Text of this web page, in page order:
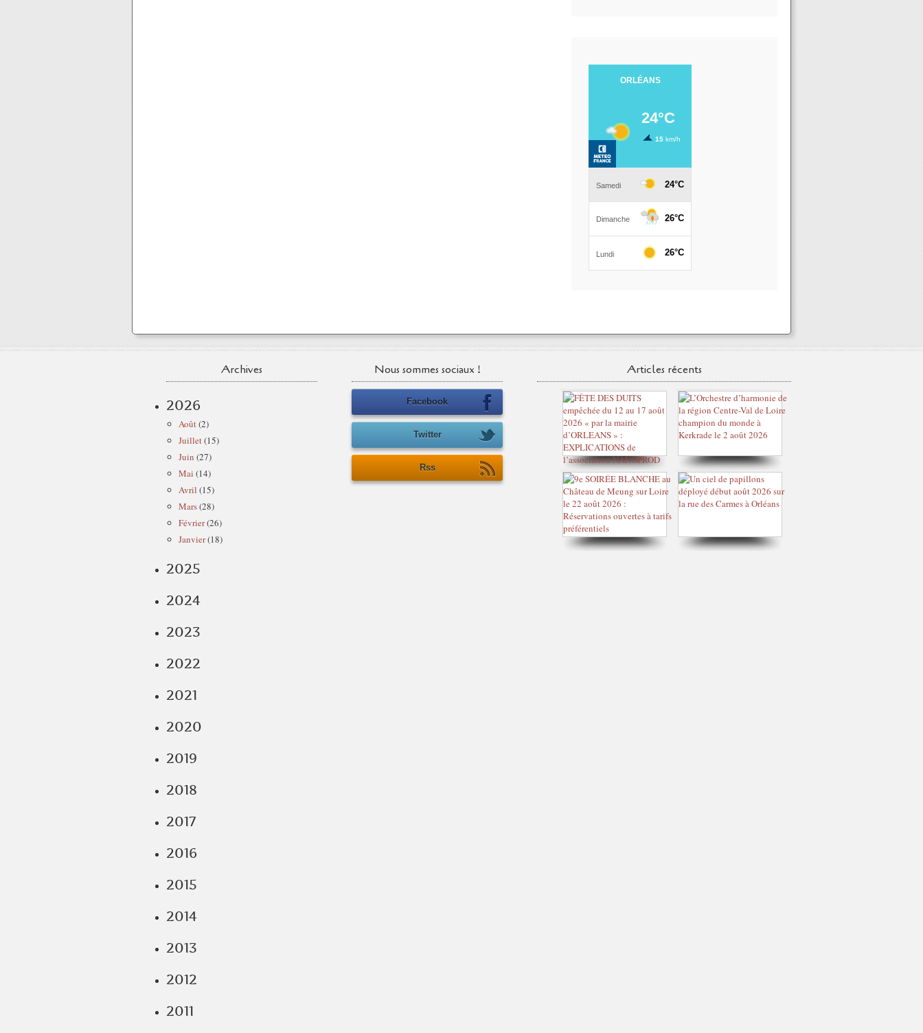
Archives
2026
Août(2)
Juillet(15)
Juin (27)
Mai (14)
Avril (15)
Mars(28)
Février(26)
Janvier(18)
2025
2024
2023
2022
2021
2020
2019
2018
2017
2016
2015
2014
2013
2012
2011
Nous sommes sociaux !
Facebook
Twitter
Rss
Articles récents